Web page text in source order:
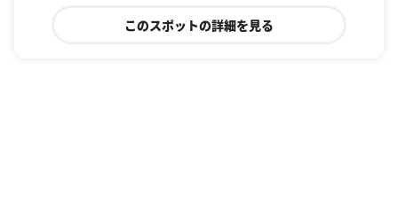
このスポットの詳細を見る